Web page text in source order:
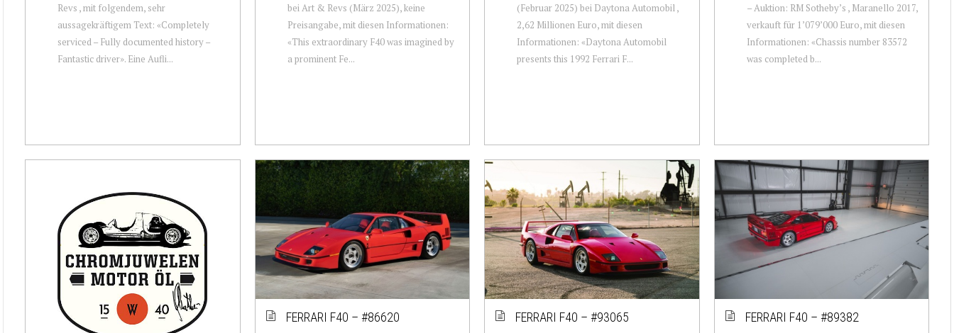
Revs , mit folgendem, sehr
aussagekräftigem Text: «Completely
serviced – Fully documented history –
Fantastic driver». Eine Aufli...
bei Art & Revs (März 2025), keine
Preisangabe, mit diesen Informationen:
«This extraordinary F40 was imagined by
a prominent Fe...
(Februar 2025) bei Daytona Automobil ,
2,62 Millionen Euro, mit diesen
Informationen: «Daytona Automobil
presents this 1992 Ferrari F...
– Auktion: RM Sotheby’s , Maranello 2017,
verkauft für 1’079’000 Euro, mit diesen
Informationen: «Chassis number 83572
was completed b...
FERRARI F40 – #86620 FERRARI F40 – #93065 FERRARI F40 – #89382